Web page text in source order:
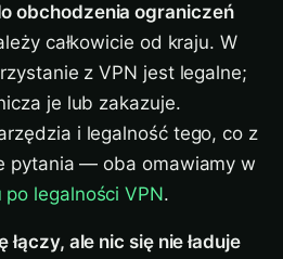
obchodzenia ograniczeń
całkowicie od kraju. W
z VPN jest legalne;
je lub zakazuje.
i legalność tego, co z
pytania — oba omawiamy w
legalności VPN.
łączy, ale nic się nie ładuje